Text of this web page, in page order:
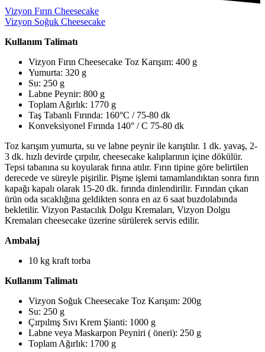
Vizyon Fırın Cheesecake
Vizyon Soğuk Cheesecake
Kullanım Talimatı
Vizyon Fırın Cheesecake Toz Karışım: 400 g
Yumurta: 320 g
Su: 250 g
Labne Peynir: 800 g
Toplam Ağırlık: 1770 g
Taş Tabanlı Fırında: 160°C / 75-80 dk
Konveksiyonel Fırında 140° / C 75-80 dk
Toz karışım yumurta, su ve labne peynir ile karıştılır. 1 dk. yavaş, 2-
3 dk. hızlı devirde çırpılır, cheesecake kalıplarının içine dökülür.
Tepsi tabanına su koyularak fırına atılır. Fırın tipine göre belirtilen
derecede ve süreyle pişirilir. Pişme işlemi tamamlandıktan sonra fırın
kapağı kapalı olarak 15-20 dk. fırında dinlendirilir. Fırından çıkan
ürün oda sıcaklığına geldikten sonra en az 6 saat buzdolabında
bekletilir. Vizyon Pastacılık Dolgu Kremaları, Vizyon Dolgu
Kremaları cheesecake üzerine sürülerek servis edilir.
Ambalaj
10 kg kraft torba
Kullanım Talimatı
Vizyon Soğuk Cheesecake Toz Karışım: 200g
Su: 250 g
Çırpılmş Sıvı Krem Şianti: 1000 g
Labne veya Maskarpon Peyniri ( öneri): 250 g
Toplam Ağırlık: 1700 g